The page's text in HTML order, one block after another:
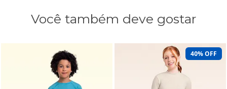
Você também deve gostar
40% OFF